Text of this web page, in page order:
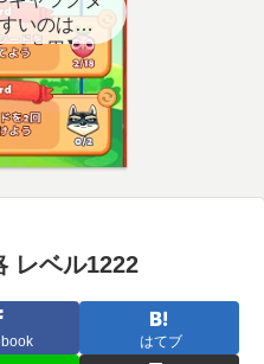
いのはど
スト用】
レベル1222
はてブ